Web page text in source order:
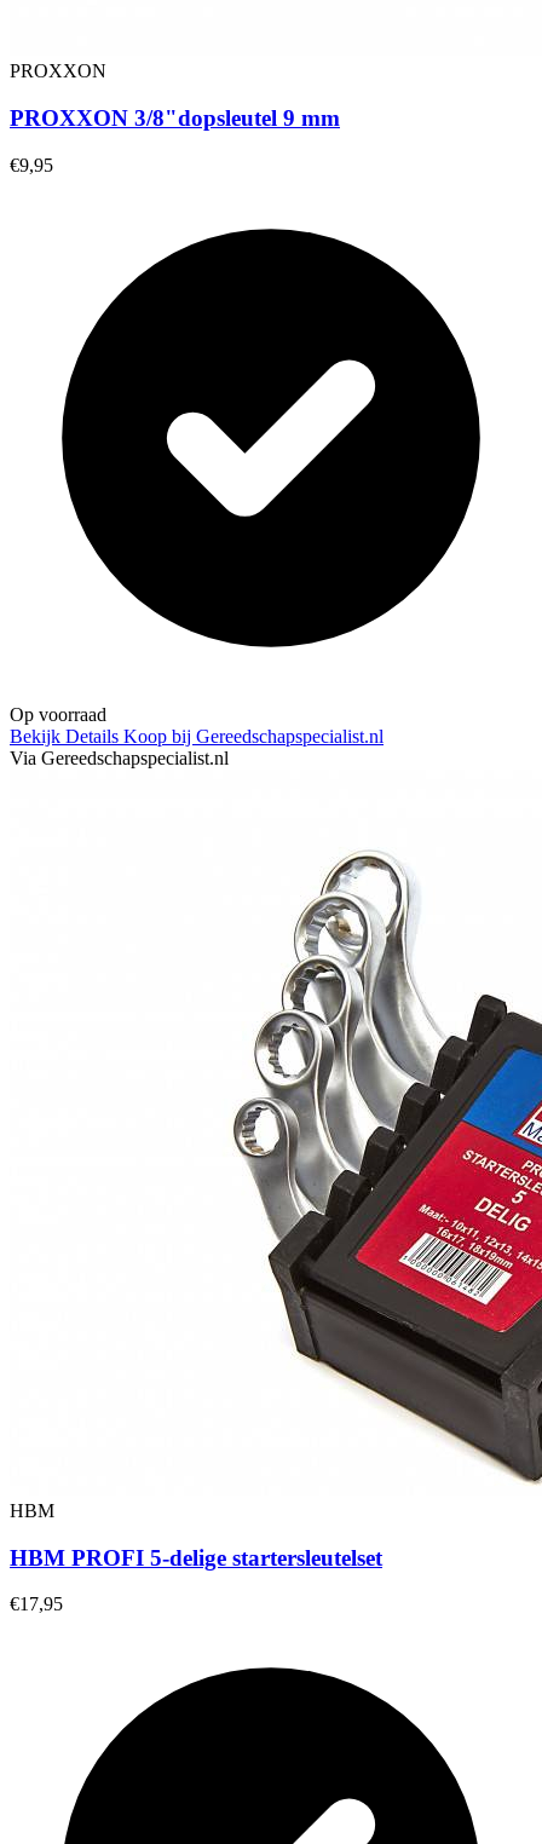
PROXXON
PROXXON 3/8"dopsleutel 9 mm
€9,95
Op voorraad
Bekijk Details Koop bij Gereedschapspecialist.nl
Via Gereedschapspecialist.nl
HBM
HBM PROFI 5-delige startersleutelset
€17,95